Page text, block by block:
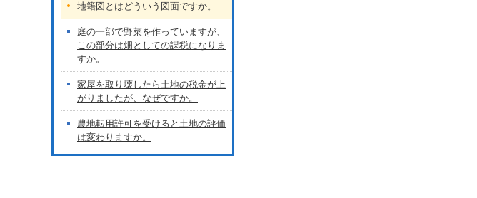
地籍図とはどういう図面ですか。
庭の一部で野菜を作っていますが、
この部分は畑としての課税になりま
すか。
家屋を取り壊したら土地の税金が上
がりましたが、なぜですか。
農地転用許可を受けると土地の評価
は変わりますか。